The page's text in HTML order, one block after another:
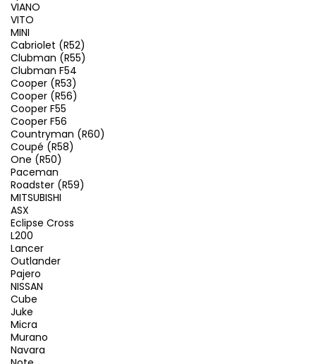
VIANO
VITO
MINI
Cabriolet (R52)
Clubman (R55)
Clubman F54
Cooper (R53)
Cooper (R56)
Cooper F55
Cooper F56
Countryman (R60)
Coupé (R58)
One (R50)
Paceman
Roadster (R59)
MITSUBISHI
ASX
Eclipse Cross
L200
Lancer
Outlander
Pajero
NISSAN
Cube
Juke
Micra
Murano
Navara